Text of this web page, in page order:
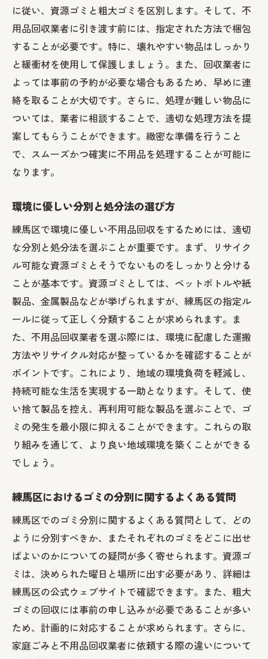
に従い、資源ゴミと粗大ゴミを区別します。そして、不
用品回収業者に引き渡す前には、指定された方法で梱包
することが必要です。特に、壊れやすい物品はしっかり
と緩衝材を使用して保護しましょう。また、回収業者に
よっては事前の予約が必要な場合もあるため、早めに連
絡を取ることが大切です。さらに、処理が難しい物品に
ついては、業者に相談することで、適切な処理方法を提
案してもらうことができます。緻密な準備を行うこと
で、スムーズかつ確実に不用品を処理することが可能に
なります。
環境に優しい分別と処分法の選び方
練馬区で環境に優しい不用品回収をするためには、適切
な分別と処分法を選ぶことが重要です。まず、リサイク
ル可能な資源ゴミとそうでないものをしっかりと分ける
ことが基本です。資源ゴミとしては、ペットボトルや紙
製品、金属製品などが挙げられますが、練馬区の指定ル
ールに従って正しく分類することが求められます。ま
た、不用品回収業者を選ぶ際には、環境に配慮した運搬
方法やリサイクル対応が整っているかを確認することが
ポイントです。これにより、地域の環境負荷を軽減し、
持続可能な生活を実現する一助となります。そして、使
い捨て製品を控え、再利用可能な製品を選ぶことで、ゴ
ミの発生を最小限に抑えることができます。これらの取
り組みを通じて、より良い地域環境を築くことができる
でしょう。
練馬区におけるゴミの分別に関するよくある質問
練馬区でのゴミ分別に関するよくある質問として、どの
ように分別すべきか、またそれぞれのゴミをどこに出せ
ばよいのかについての疑問が多く寄せられます。資源ゴ
ミは、決められた曜日と場所に出す必要があり、詳細は
練馬区の公式ウェブサイトで確認できます。また、粗大
ゴミの回収には事前の申し込みが必要であることが多い
ため、計画的に対応することが求められます。さらに、
家庭ごみと不用品回収業者に依頼する際の違いについて